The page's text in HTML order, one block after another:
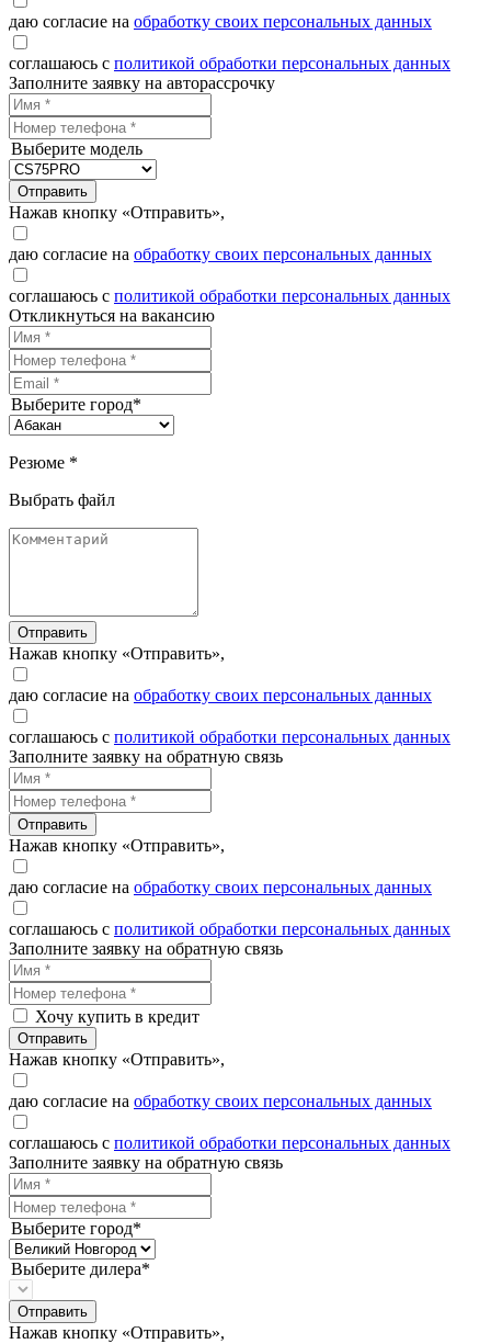
даю согласие на обработку своих персональных данных
соглашаюсь с политикой обработки персональных данных
Заполните заявку на авторассрочку
Выберите модель
Отправить
Нажав кнопку «Отправить»,
даю согласие на обработку своих персональных данных
соглашаюсь с политикой обработки персональных данных
Откликнуться на вакансию
Выберите город*
Резюме *
Выбрать файл
Отправить
Нажав кнопку «Отправить»,
даю согласие на обработку своих персональных данных
соглашаюсь с политикой обработки персональных данных
Заполните заявку на обратную связь
Отправить
Нажав кнопку «Отправить»,
даю согласие на обработку своих персональных данных
соглашаюсь с политикой обработки персональных данных
Заполните заявку на обратную связь
Хочу купить в кредит
Отправить
Нажав кнопку «Отправить»,
даю согласие на обработку своих персональных данных
соглашаюсь с политикой обработки персональных данных
Заполните заявку на обратную связь
Выберите город*
Выберите дилера*
Отправить
Нажав кнопку «Отправить»,